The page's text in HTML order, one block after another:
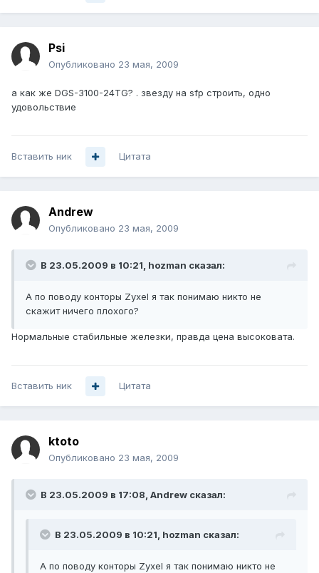
Psi
Опубликовано 23 мая, 2009
а как же DGS-3100-24TG? . звезду на sfp строить, одно
удовольствие
Вставить ник Цитата
Andrеw
Опубликовано 23 мая, 2009
В 23.05.2009 в 10:21, hozman сказал:
А по поводу конторы Zyxel я так понимаю никто не
скажит ничего плохого?
Нормальные стабильные железки, правда цена высоковата.
Вставить ник Цитата
ktoto
Опубликовано 23 мая, 2009
В 23.05.2009 в 17:08, Andrеw сказал:
В 23.05.2009 в 10:21, hozman сказал:
А по поводу конторы Zyxel я так понимаю никто не